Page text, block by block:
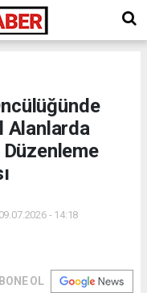
Alanlarda
Düzenleme
- 14:18
OL